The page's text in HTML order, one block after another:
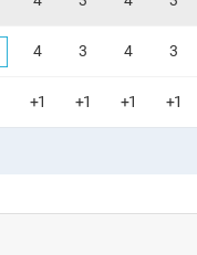
4 3 4 3
+1 +1 +1 +1